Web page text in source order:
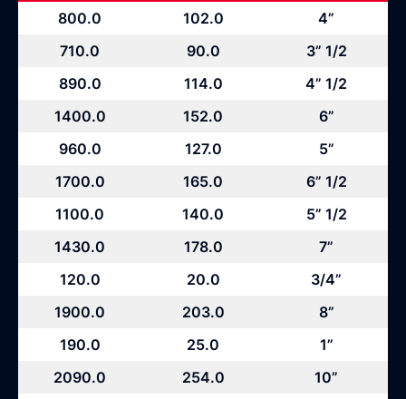
800.0 102.0
4”
710.0
90.0
3” 1/2
890.0
114.0
4” 1/2
1400.0
152.0
6”
960.0
127.0
5”
1700.0
165.0
6” 1/2
1100.0
140.0
5” 1/2
1430.0
178.0
7”
120.0
20.0
3/4”
1900.0
203.0
8”
190.0
25.0
1”
2090.0
254.0 10”